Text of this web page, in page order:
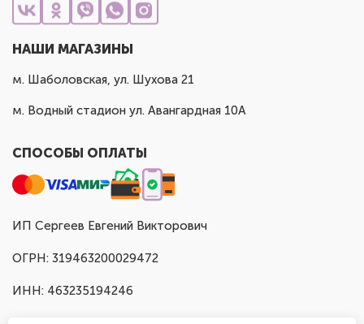
НАШИ МАГАЗИНЫ
м. Шаболовская, ул. Шухова 21
м. Водный стадион ул. Авангардная 10А
СПОСОБЫ ОПЛАТЫ
ИП Сергеев Евгений Викторович
ОГРН: 319463200029472
ИНН: 463235194246